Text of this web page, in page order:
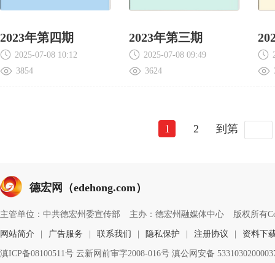
2023年第四期
2025-07-08 10:12
3854
2023年第三期
2025-07-08 09:49
3624
1 2 到第
德宏网（edehong.com）
主管单位：中共德宏州委宣传部 主办：德宏州融媒体中心 版权所有
网站简介 广告服务 联系我们 隐私保护 注册协议 资料下
滇ICP备08100511号 云新网前审字2008-016号 滇公网安备